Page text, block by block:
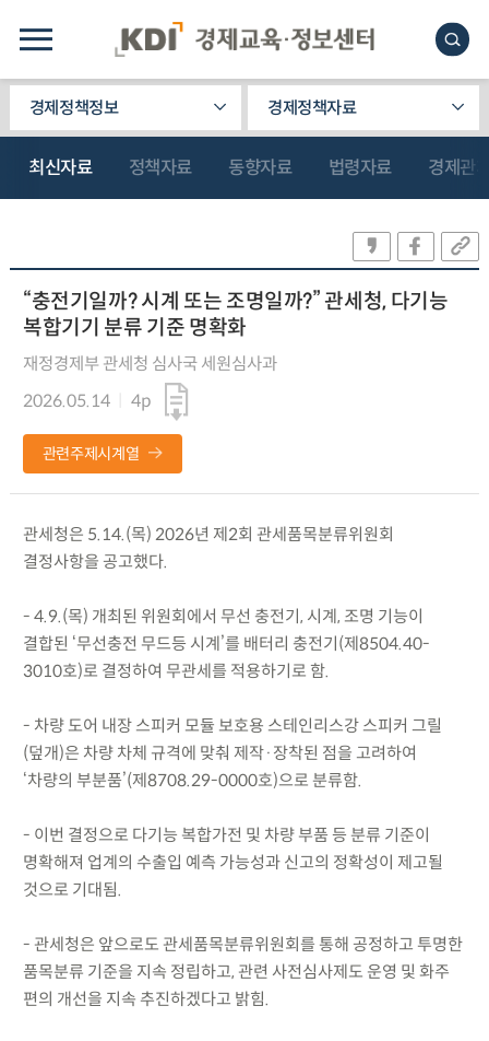
경제정책정보 경제정책자료
최신자료 정책자료 동향자료 법령자료 경제관
“충전기일까? 시계 또는 조명일까?” 관세청, 다기능
복합기기 분류 기준 명확화
재정경제부 관세청 심사국 세원심사과
2026.05.14
4p
관련주제시계열
관세청은 5.14.(목) 2026년 제2회 관세품목분류위원회
결정사항을 공고했다.
- 4.9.(목) 개최된 위원회에서 무선 충전기, 시계, 조명 기능이
결합된 ‘무선충전 무드등 시계’를 배터리 충전기(제8504.40-
3010호)로 결정하여 무관세를 적용하기로 함.
- 차량 도어 내장 스피커 모듈 보호용 스테인리스강 스피커 그릴
(덮개)은 차량 차체 규격에 맞춰 제작·장착된 점을 고려하여
‘차량의 부분품’(제8708.29-0000호)으로 분류함.
- 이번 결정으로 다기능 복합가전 및 차량 부품 등 분류 기준이
명확해져 업계의 수출입 예측 가능성과 신고의 정확성이 제고될
것으로 기대됨.
- 관세청은 앞으로도 관세품목분류위원회를 통해 공정하고 투명한
품목분류 기준을 지속 정립하고, 관련 사전심사제도 운영 및 화주
편의 개선을 지속 추진하겠다고 밝힘.